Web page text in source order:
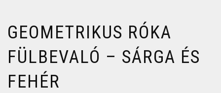
GEOMETRIKUS RÓKA
FÜLBEVALÓ – SÁRGA ÉS
FEHÉR